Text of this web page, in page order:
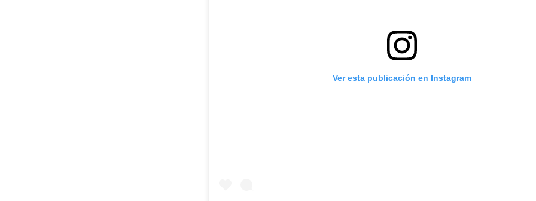
Ver esta publicación en Instagram